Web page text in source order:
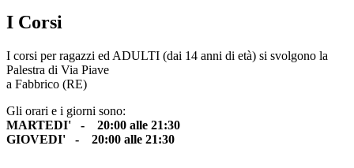
I Corsi
I corsi per ragazzi ed ADULTI (dai 14 anni di età) si svolgono la
Palestra di Via Piave
a Fabbrico (RE)
Gli orari e i giorni sono:
MARTEDI' - 20:00 alle 21:30
GIOVEDI' - 20:00 alle 21:30